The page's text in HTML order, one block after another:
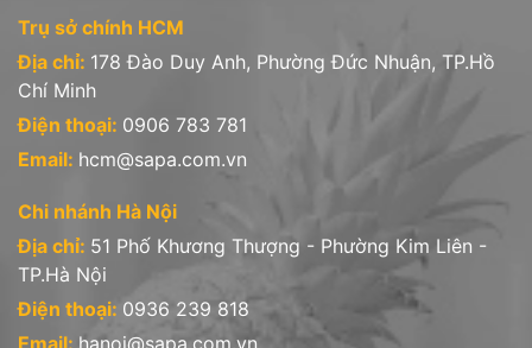
Trụ sở chính HCM
Địa chỉ: 178 Đào Duy Anh, Phường Đức Nhuận, TP.Hồ
Chí Minh
Điện thoại: 0906 783 781
Email: hcm@sapa.com.vn
Chi nhánh Hà Nội
Địa chỉ: 51 Phố Khương Thượng - Phường Kim Liên -
TP.Hà Nội
Điện thoại: 0936 239 818
Email: hanoi@sapa.com.vn